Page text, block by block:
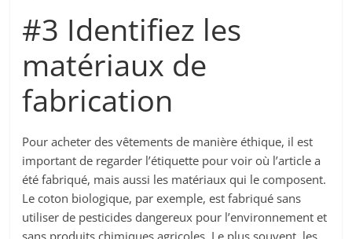
#3 Identifiez les
matériaux de
fabrication
Pour acheter des vêtements de manière éthique, il est
important de regarder l’étiquette pour voir où l’article a
été fabriqué, mais aussi les matériaux qui le composent.
Le coton biologique, par exemple, est fabriqué sans
utiliser de pesticides dangereux pour l’environnement et